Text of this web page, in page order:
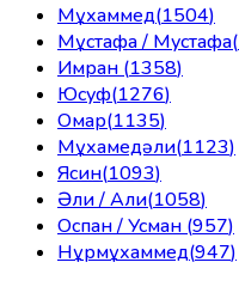
Мұхаммед(1504)
Мұстафа / Мустафа(
Имран (1358)
Юсуф(1276)
Омар(1135)
Мұхамедәли(1123)
Ясин(1093)
Әли / Али(1058)
Оспан / Усман (957)
Нұрмұхаммед(947)